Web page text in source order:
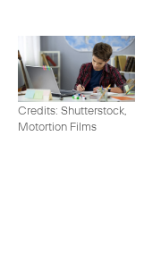
Credits: Shutterstock,
Motortion Films